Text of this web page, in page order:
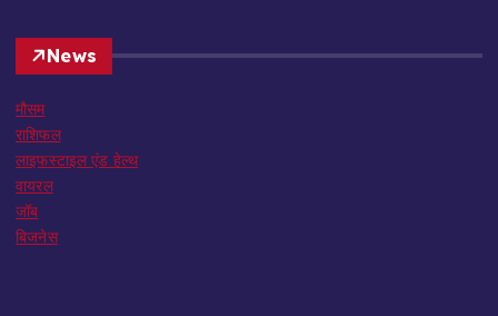
News
मौसम
राशिफल
लाइफस्टाइल एंड हेल्थ
वायरल
जॉब
बिजनेस